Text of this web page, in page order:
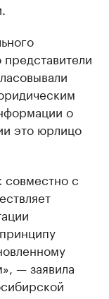
представители
о
это юрлицо
совместно с
— заявила